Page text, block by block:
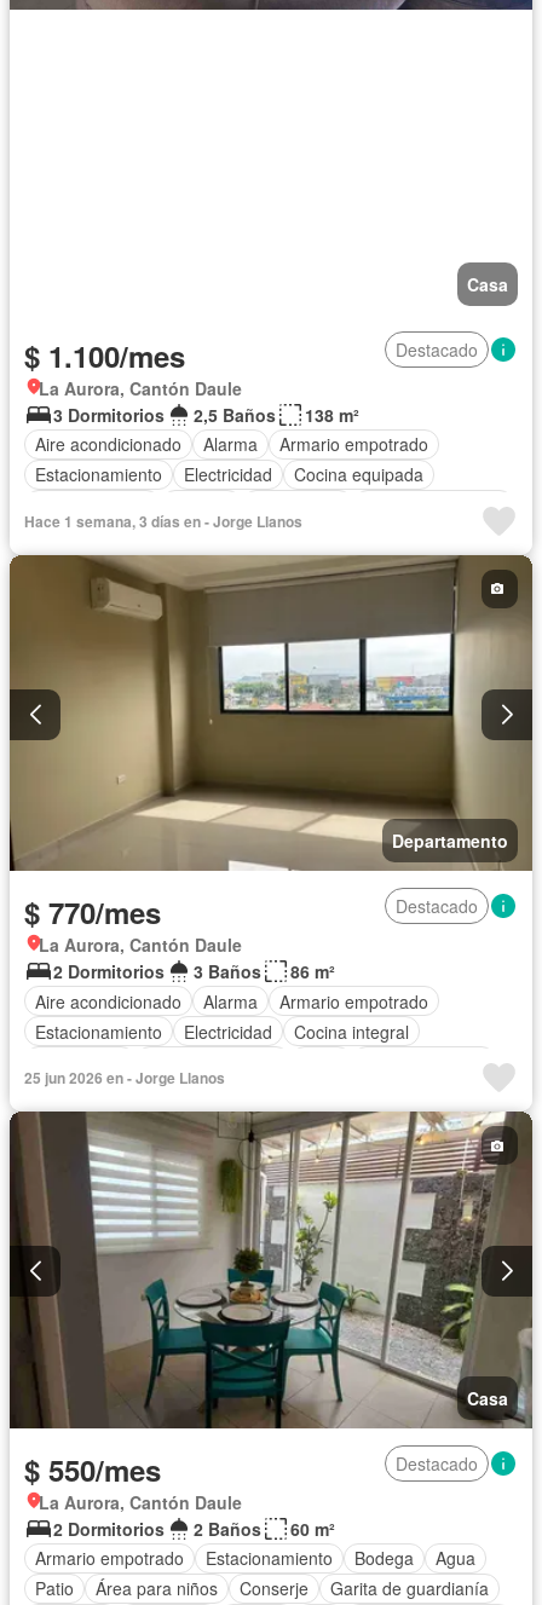
Casa
$ 1.100/mes
Destacado
La Aurora, Cantón Daule
3 Dormitorios
2,5 Baños
138 m²
Aire acondicionado
Alarma
Armario empotrado
Estacionamiento
Electricidad
Cocina equipada
Cuarto de servicio
Agua
Patio Área para niños
Parrilla
Garita de guardianía Gimnasio
Seguridad
Hace 1 semana, 3 días en - Jorge Llanos
Departamento
$ 770/mes
Destacado
La Aurora, Cantón Daule
2 Dormitorios
3 Baños
86 m²
Aire acondicionado
Alarma
Armario empotrado
Estacionamiento
Electricidad
Cocina integral
Área para niños
Conserje
Acceso para personas con discapacidad
Jardín
Parrilla
Garita de guardianía Gimnasio
Ascensor
Seguridad
Piscina Parcialmente amoblado
25 jun 2026 en - Jorge Llanos
Casa
$ 550/mes
Destacado
La Aurora, Cantón Daule
2 Dormitorios
2 Baños
60 m²
Armario empotrado
Estacionamiento Bodega
Agua
Patio
Área para niños Conserje
Garita de guardianía